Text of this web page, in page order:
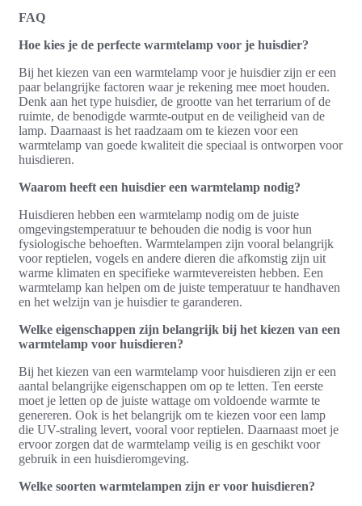
FAQ
Hoe kies je de perfecte warmtelamp voor je huisdier?
Bij het kiezen van een warmtelamp voor je huisdier zijn er een
paar belangrijke factoren waar je rekening mee moet houden.
Denk aan het type huisdier, de grootte van het terrarium of de
ruimte, de benodigde warmte-output en de veiligheid van de
lamp. Daarnaast is het raadzaam om te kiezen voor een
warmtelamp van goede kwaliteit die speciaal is ontworpen voor
huisdieren.
Waarom heeft een huisdier een warmtelamp nodig?
Huisdieren hebben een warmtelamp nodig om de juiste
omgevingstemperatuur te behouden die nodig is voor hun
fysiologische behoeften. Warmtelampen zijn vooral belangrijk
voor reptielen, vogels en andere dieren die afkomstig zijn uit
warme klimaten en specifieke warmtevereisten hebben. Een
warmtelamp kan helpen om de juiste temperatuur te handhaven
en het welzijn van je huisdier te garanderen.
Welke eigenschappen zijn belangrijk bij het kiezen van een
warmtelamp voor huisdieren?
Bij het kiezen van een warmtelamp voor huisdieren zijn er een
aantal belangrijke eigenschappen om op te letten. Ten eerste
moet je letten op de juiste wattage om voldoende warmte te
genereren. Ook is het belangrijk om te kiezen voor een lamp
die UV-straling levert, vooral voor reptielen. Daarnaast moet je
ervoor zorgen dat de warmtelamp veilig is en geschikt voor
gebruik in een huisdieromgeving.
Welke soorten warmtelampen zijn er voor huisdieren?